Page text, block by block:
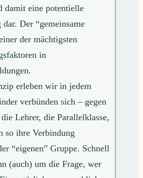
damit eine potentielle
dar. Der “gemeinsame
der mächtigsten
in
erleben wir in jedem
verbünden sich – gegen
Lehrer, die Parallelklasse,
so ihre Verbindung
“eigenen” Gruppe. Schnell
(auch) um die Frage, wer